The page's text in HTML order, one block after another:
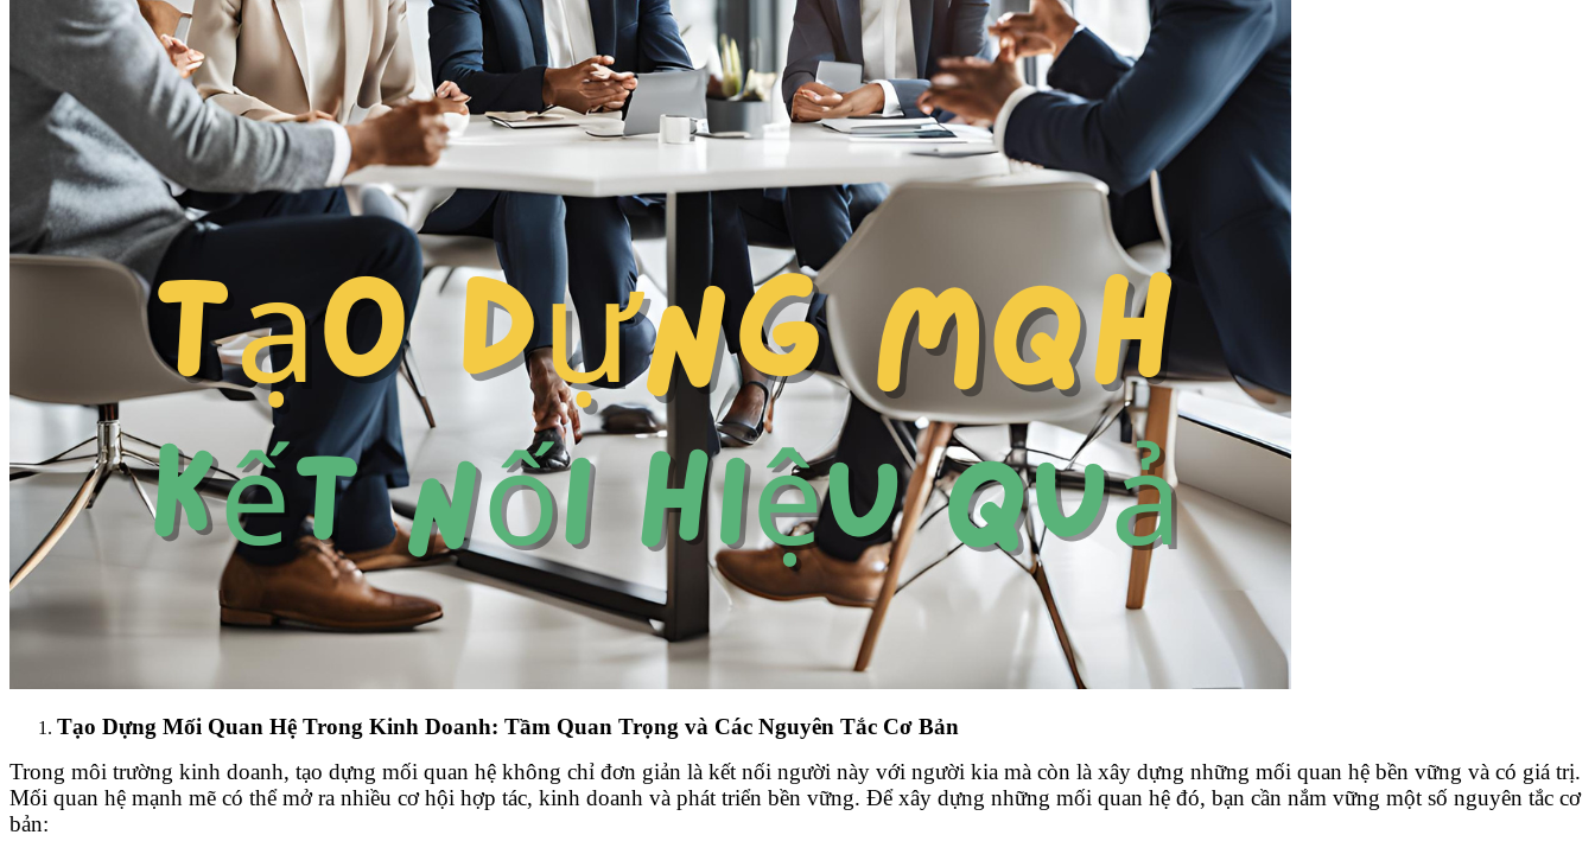
Tạo Dựng Mối Quan Hệ Trong Kinh Doanh: Tầm Quan Trọng và Các Nguyên Tắc Cơ Bản
Trong môi trường kinh doanh, tạo dựng mối quan hệ không chỉ đơn giản là kết nối người này với người kia mà còn là xây dựng những mối quan hệ bền vững và có giá trị.
Mối quan hệ mạnh mẽ có thể mở ra nhiều cơ hội hợp tác, kinh doanh và phát triển bền vững. Để xây dựng những mối quan hệ đó, bạn cần nắm vững một số nguyên tắc cơ
bản: